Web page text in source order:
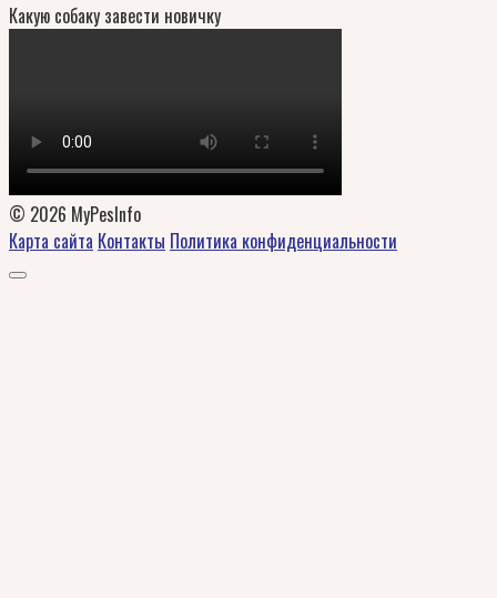
Какую собаку завести новичку
© 2026 MyPesInfo
Карта сайта Контакты Политика конфиденциальности